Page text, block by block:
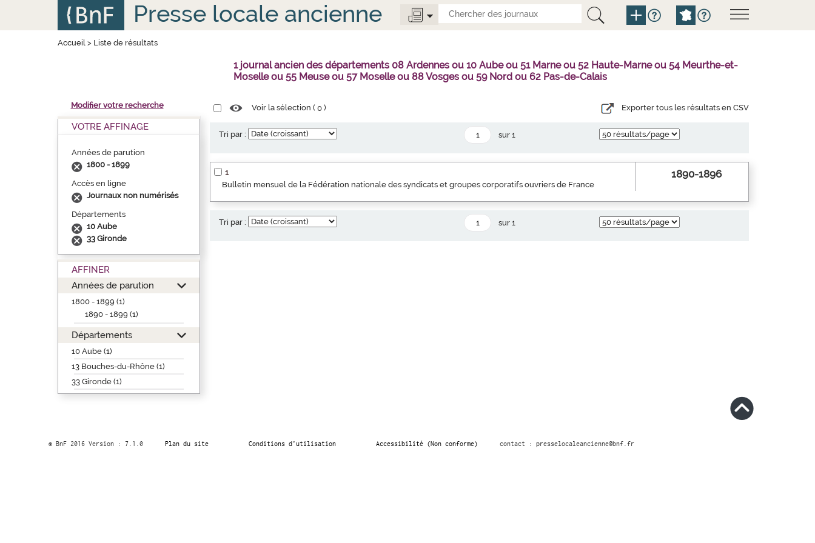
Presse locale ancienne
Accueil> Liste de résultats
1 journal ancien des départements 08 Ardennes ou 10 Aube ou 51 Marne ou 52 Haute-Marne ou 54 Meurthe-et-
Moselle ou 55 Meuse ou 57 Moselle ou 88 Vosges ou 59 Nord ou 62 Pas-de-Calais
Modifier votre recherche
VOTRE AFFINAGE
Années de parution
1800 - 1899
Accès en ligne
Journaux non numérisés
Départements
10 Aube
33 Gironde
AFFINER
Années de parution
1800 - 1899 (1)
1890 - 1899 (1)
Départements
10 Aube (1)
13 Bouches-du-Rhône (1)
33 Gironde (1)
Voir la sélection (0 ) Exporter tous les résultats en CSV
Tri par : sur 1
1
Bulletin mensuel de la Fédération nationale des syndicats et groupes corporatifs ouvriers de France
1890-1896
Tri par : sur 1
© BnF 2016 Version : 7.1.0 Plan du site Conditions d’utilisation Accessibilité (Non conforme) contact : presselocaleancienne@bnf.fr
Panneau de gestion des cookies